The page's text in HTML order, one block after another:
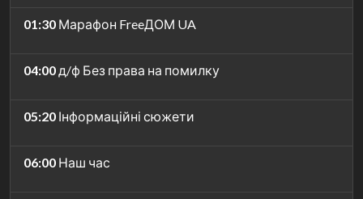
01:30 Марафон FreeДОМ UA
04:00д/ф Без права на помилку
05:20 Інформаційні сюжети
06:00 Наш час